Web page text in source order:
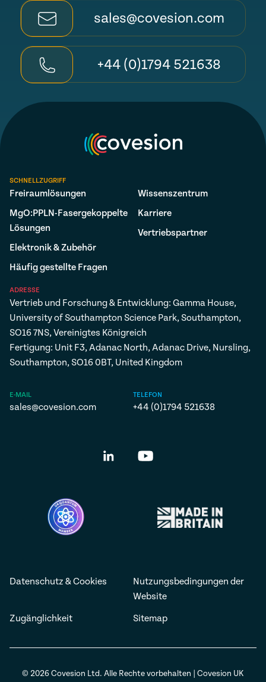
sales@covesion.com
+44 (0)1794 521638
SCHNELLZUGRIFF
Freiraumlösungen
MgO:PPLN-Fasergekoppelte
Lösungen
Elektronik & Zubehör
Häufig gestellte Fragen
Wissenszentrum
Karriere
Vertriebspartner
ADRESSE
Vertrieb und Forschung & Entwicklung: Gamma House,
University of Southampton Science Park, Southampton,
SO16 7NS, Vereinigtes Königreich
Fertigung: Unit F3, Adanac North, Adanac Drive, Nursling,
Southampton, SO16 0BT, United Kingdom
E-MAIL
sales@covesion.com
TELEFON
+44 (0)1794 521638
Datenschutz & Cookies
Nutzungsbedingungen der
Website
Zugänglichkeit
Sitemap
© 2026 Covesion Ltd. Alle Rechte vorbehalten | Covesion UK